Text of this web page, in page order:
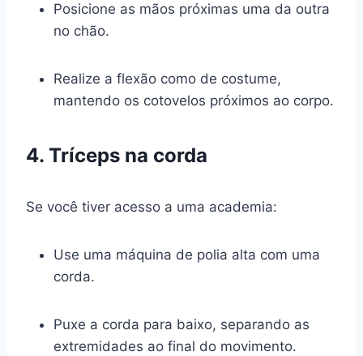
Posicione as mãos próximas uma da outra
no chão.
Realize a flexão como de costume,
mantendo os cotovelos próximos ao corpo.
4. Tríceps na corda
Se você tiver acesso a uma academia:
Use uma máquina de polia alta com uma
corda.
Puxe a corda para baixo, separando as
extremidades ao final do movimento.